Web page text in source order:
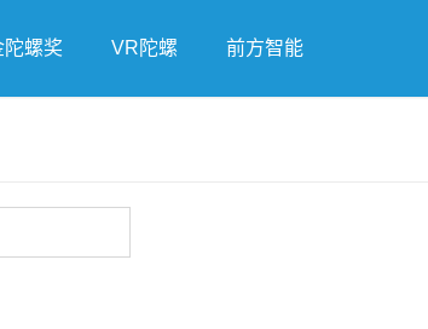
陀螺奖 VR陀螺 前方智能